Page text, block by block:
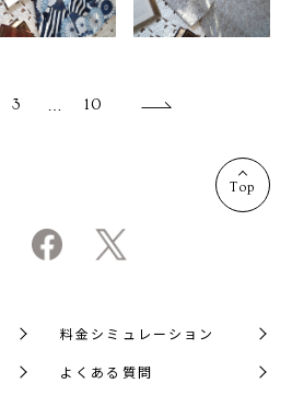
3 … 10
Top
料金シミュレーション
よくある質問